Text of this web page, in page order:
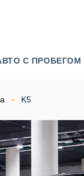
С ПРОБЕГОМ
K5